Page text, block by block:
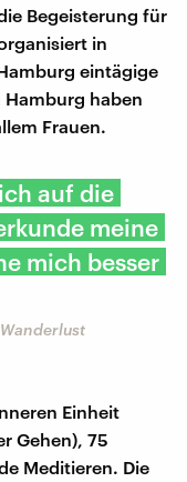
Begeisterung für
in
eintägige
Hamburg haben
Frauen.
auf die
meine
mich besser
Einheit
Gehen), 75
Meditieren. Die